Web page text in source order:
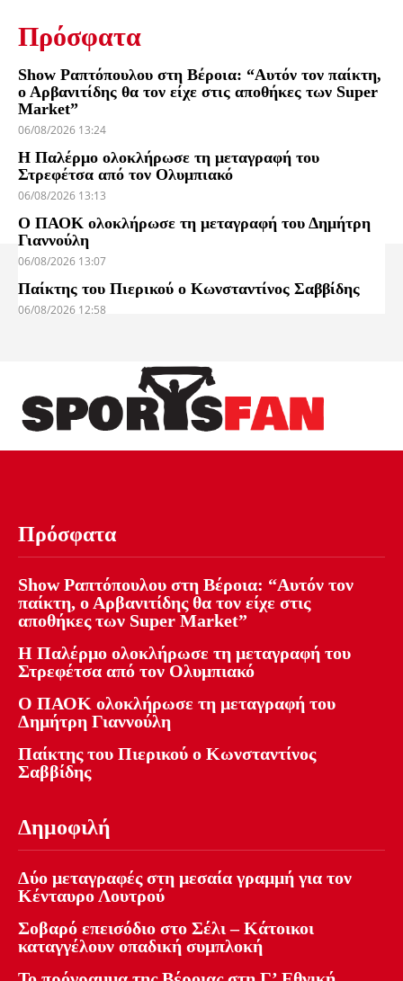
Πρόσφατα
Show Ραπτόπουλου στη Βέροια: “Αυτόν τον παίκτη,
ο Αρβανιτίδης θα τον είχε στις αποθήκες των Super
Market”
06/08/2026 13:24
Η Παλέρμο ολοκλήρωσε τη μεταγραφή του
Στρεφέτσα από τον Ολυμπιακό
06/08/2026 13:13
Ο ΠΑΟΚ ολοκλήρωσε τη μεταγραφή του Δημήτρη
Γιαννούλη
06/08/2026 13:07
Παίκτης του Πιερικού ο Κωνσταντίνος Σαββίδης
06/08/2026 12:58
Πρόσφατα
Show Ραπτόπουλου στη Βέροια: “Αυτόν τον
παίκτη, ο Αρβανιτίδης θα τον είχε στις
αποθήκες των Super Market”
Η Παλέρμο ολοκλήρωσε τη μεταγραφή του
Στρεφέτσα από τον Ολυμπιακό
Ο ΠΑΟΚ ολοκλήρωσε τη μεταγραφή του
Δημήτρη Γιαννούλη
Παίκτης του Πιερικού ο Κωνσταντίνος
Σαββίδης
Δημοφιλή
Δύο μεταγραφές στη μεσαία γραμμή για τον
Κένταυρο Λουτρού
Σοβαρό επεισόδιο στο Σέλι – Κάτοικοι
καταγγέλουν οπαδική συμπλοκή